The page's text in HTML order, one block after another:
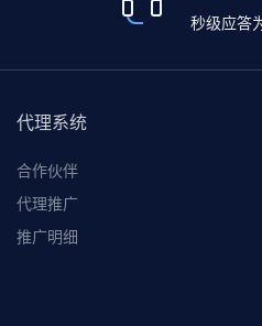
秒级应答
代理系统
合作伙伴
代理推广
推广明细